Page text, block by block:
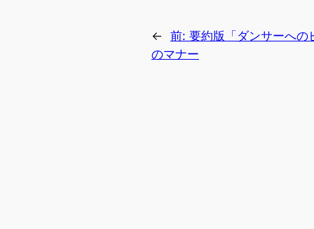
← 前: 要約版「ダンサーへの
のマナー